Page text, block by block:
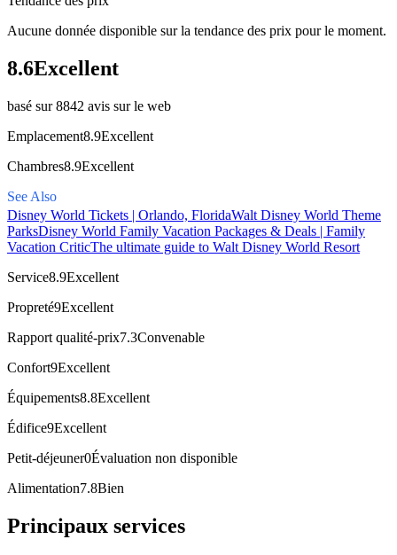
Aucune donnée disponible sur la tendance des prix pour le moment.
8.6Excellent
basé sur 8842 avis sur le web
Emplacement8.9Excellent
Chambres8.9Excellent
See Also
Disney World Tickets | Orlando, FloridaWalt Disney World Theme
ParksDisney World Family Vacation Packages & Deals | Family
Vacation CriticThe ultimate guide to Walt Disney World Resort
Service8.9Excellent
Propreté9Excellent
Rapport qualité-prix7.3Convenable
Confort9Excellent
Équipements8.8Excellent
Édifice9Excellent
Petit-déjeuner0Évaluation non disponible
Alimentation7.8Bien
Principaux services